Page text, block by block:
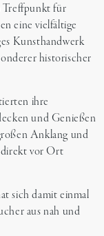
Treffpunkt für
eine vielfältige
Kunsthandwerk
historischer
ihre
und Genießen
Anklang und
direkt vor Ort
sich damit einmal
aus nah und